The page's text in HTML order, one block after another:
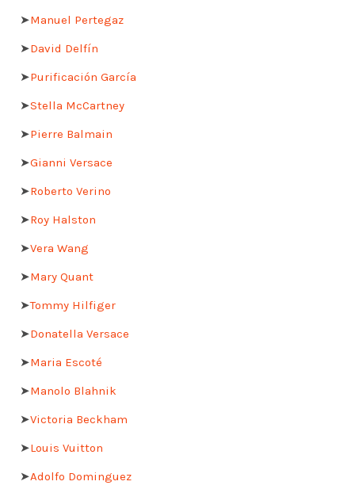
➤Manuel Pertegaz
➤David Delfín
➤Purificación García
➤Stella McCartney
➤Pierre Balmain
➤Gianni Versace
➤Roberto Verino
➤Roy Halston
➤Vera Wang
➤Mary Quant
➤Tommy Hilfiger
➤Donatella Versace
➤Maria Escoté
➤Manolo Blahnik
➤Victoria Beckham
➤Louis Vuitton
➤Adolfo Dominguez